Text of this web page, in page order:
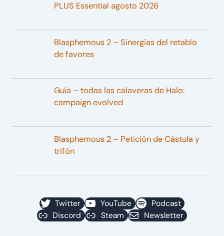
PLUS Essential agosto 2026
Blasphemous 2 – Sinergias del retablo
de favores
Guía – todas las calaveras de Halo:
campaign evolved
Blasphemous 2 – Petición de Cástula y
trifón
Twitter YouTube
Podcast
Discord
Steam Newsletter